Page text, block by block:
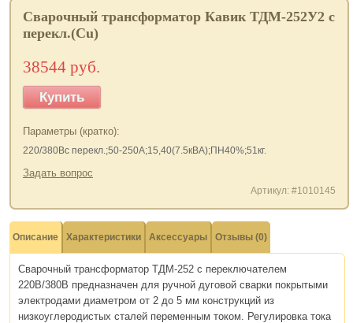
Сварочный трансформатор Кавик ТДМ-252У2 с
перекл.(Cu)
38544 руб.
Купить
Параметры (кратко):
220/380Вс перекл.;50-250А;15,40(7.5кВА);ПН40%;51кг.
Задать вопрос
Артикул: #1010145
Описание Характеристики Аксессуары Отзывы (0)
Сварочный трансформатор ТДМ-252 с переключателем
220В/380В предназначен для ручной дуговой сварки покрытыми
электродами диаметром от 2 до 5 мм конструкций из
низкоуглеродистых сталей переменным током. Регулировка тока